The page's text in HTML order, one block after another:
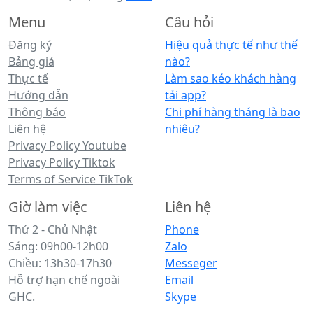
Menu
Đăng ký
Bảng giá
Thực tế
Hướng dẫn
Thông báo
Liên hệ
Privacy Policy Youtube
Privacy Policy Tiktok
Terms of Service TikTok
Câu hỏi
Hiệu quả thực tế như thế
nào?
Làm sao kéo khách hàng
tải app?
Chi phí hàng tháng là bao
nhiêu?
Giờ làm việc
Thứ 2 - Chủ Nhật
Sáng: 09h00-12h00
Chiều: 13h30-17h30
Hỗ trợ hạn chế ngoài
GHC.
Liên hệ
Phone
Zalo
Messeger
Email
Skype